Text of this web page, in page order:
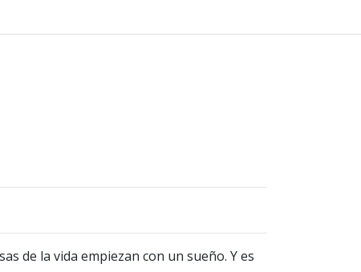
de la vida empiezan con un sueño. Y es